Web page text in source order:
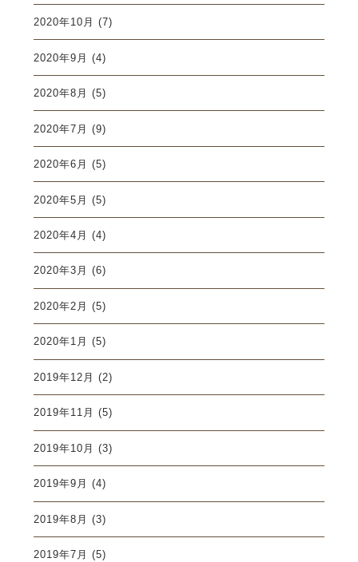
2020年10月 (7)
2020年9月 (4)
2020年8月 (5)
2020年7月 (9)
2020年6月 (5)
2020年5月 (5)
2020年4月 (4)
2020年3月 (6)
2020年2月 (5)
2020年1月 (5)
2019年12月 (2)
2019年11月 (5)
2019年10月 (3)
2019年9月 (4)
2019年8月 (3)
2019年7月 (5)